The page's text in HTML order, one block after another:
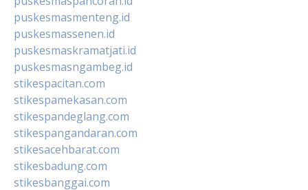
puskesmasmenteng.id
puskesmassenen.id
puskesmaskramatjati.id
puskesmasngambeg.id
stikespacitan.com
stikespamekasan.com
stikespandeglang.com
stikespangandaran.com
stikesacehbarat.com
stikesbadung.com
stikesbanggai.com